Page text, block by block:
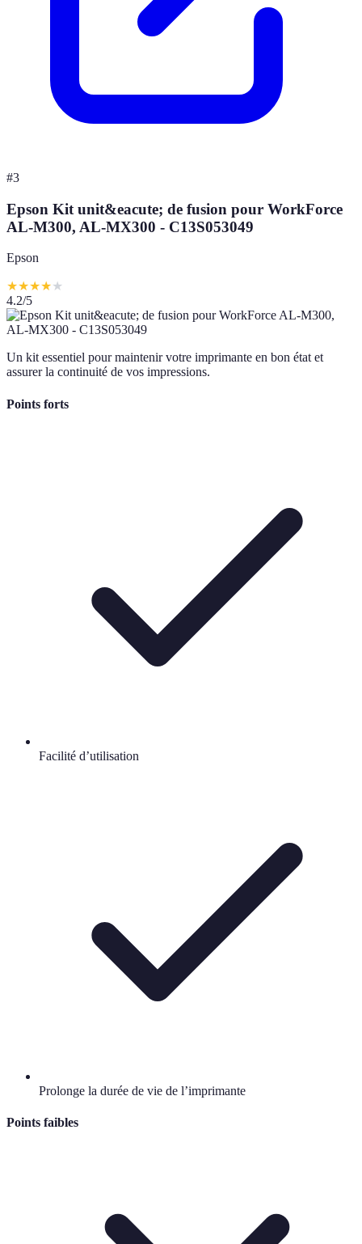
#3
Epson Kit unit&eacute; de fusion pour WorkForce
AL-M300, AL-MX300 - C13S053049
Epson
★★★★★
4.2/5
Un kit essentiel pour maintenir votre imprimante en bon état et
assurer la continuité de vos impressions.
Points forts
Facilité d’utilisation
Prolonge la durée de vie de l’imprimante
Points faibles